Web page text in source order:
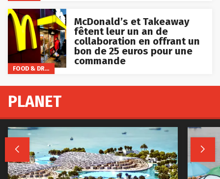
FOOD & DRINKS
McDonald’s et Takeaway
fêtent leur un an de
collaboration en offrant un
bon de 25 euros pour une
commande
PLANET
 